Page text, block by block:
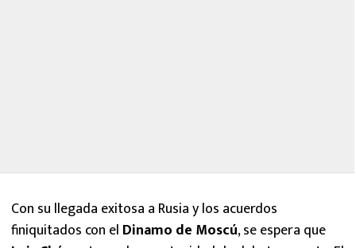
Con su llegada exitosa a Rusia y los acuerdos
finiquitados con el Dinamo de Moscú, se espera que